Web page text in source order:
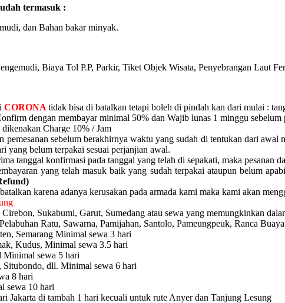
termasuk :
dan Bahan bakar minyak.
Biaya Tol P.P, Parkir, Tiket Objek Wisata, Penyebrangan Laut
CORONA tidak bisa di batalkan tetapi boleh di pindah kan dari mulai :
dengan membayar minimal 50% dan Wajib lunas 1 minggu sebelum
Charge 10% / Jam
pemesanan sebelum berakhirnya waktu yang sudah di tentukan dari
yang belum terpakai sesuai perjanjian awal.
tanggal konfirmasi pada tanggal yang telah di sepakati, maka pesanan
yang telah masuk baik yang sudah terpakai ataupun belum
karena adanya kerusakan pada armada kami maka kami akan
Sukabumi, Garut, Sumedang atau sewa yang memungkinkan
Ratu, Sawarna, Pamijahan, Santolo, Pameungpeuk, Ranca
Semarang Minimal sewa 3 hari
Kudus, Minimal sewa 3.5 hari
Minimal sewa 5 hari
Situbondo, dll. Minimal sewa 6 hari
8 hari
sewa 10 hari
Jakarta di tambah 1 hari kecuali untuk rute Anyer dan Tanjung Lesung